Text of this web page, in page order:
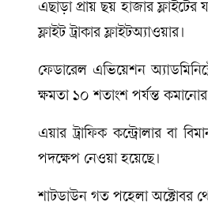
এছাড়া প্রায় ছয় হাজার
ফ্লাইট ট্রাকার ফ্লাইটঅ্যাওয়ার।
ফেডারেল এভিয়েশন
ক্ষমতা ১০ শতাংশ পর্যন্ত
এয়ার ট্রাফিক কন্ট্রোলার বা
পদক্ষেপ নেওয়া হয়েছে।
শাটডাউন গত পহেলা অক্টোবর